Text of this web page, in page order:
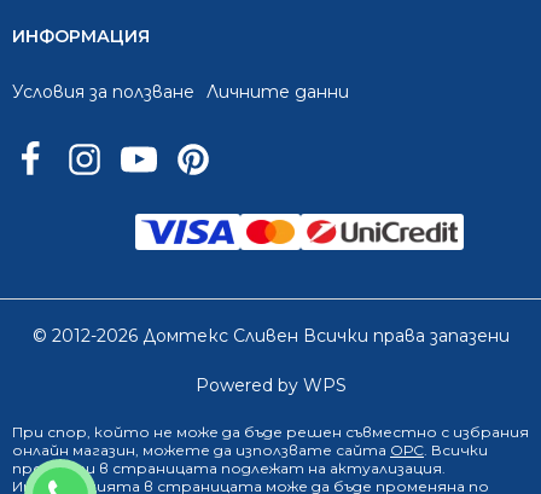
0888 249 719
ИНФОРМАЦИЯ
Условия за ползване Личните данни
© 2012-2026 Домтекс Сливен Всички права запазени
Powered by WPS
При спор, който не може да бъде решен съвместно с избрания
онлайн магазин, можете да използвате сайта ОРС. Всички
продукти в страницата подлежат на актуализация.
Информацията в страницата може да бъде променяна по